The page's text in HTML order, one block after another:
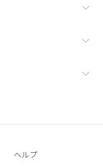
ヘルプ